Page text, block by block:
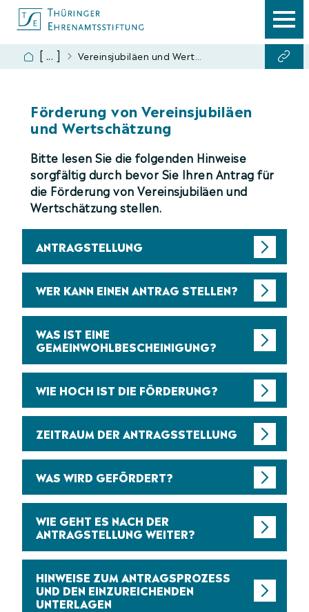
Förderung
Antragsformular
Ehrenamtscard
Förderung von Vereinsjubiläen
und Wertschätzung
Bitte lesen Sie die folgenden Hinweise
sorgfältig durch bevor Sie Ihren Antrag für
die Förderung von Vereinsjubiläen und
Wertschätzung stellen.
ANTRAGSTELLUNG
WER KANN EINEN ANTRAG STELLEN?
WAS IST EINE
GEMEINWOHLBESCHEINIGUNG?
WIE HOCH IST DIE FÖRDERUNG?
ZEITRAUM DER ANTRAGSSTELLUNG
WAS WIRD GEFÖRDERT?
WIE GEHT ES NACH DER
ANTRAGSTELLUNG WEITER?
HINWEISE ZUM ANTRAGSPROZESS
UND DEN EINZUREICHENDEN
UNTERLAGEN